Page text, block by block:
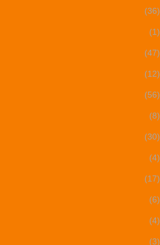
(36)
(1)
(47)
(12)
(56)
(8)
(30)
(4)
(17)
(6)
(4)
(3)